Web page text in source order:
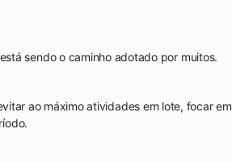
sendo o caminho adotado por muitos.
ao máximo atividades em lote, focar em